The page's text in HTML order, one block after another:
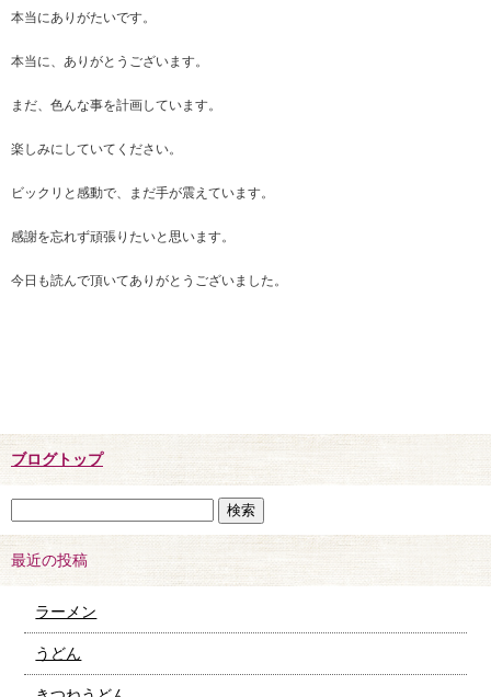
本当にありがたいです。
本当に、ありがとうございます。
まだ、色んな事を計画しています。
楽しみにしていてください。
ビックリと感動で、まだ手が震えています。
感謝を忘れず頑張りたいと思います。
今日も読んで頂いてありがとうございました。
ブログトップ
最近の投稿
ラーメン
うどん